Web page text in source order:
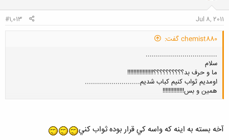
Jul 8, 2011
#1,013
chemist880 گفت:
...................................
سلام
ما و حرف بد؟؟؟؟؟؟؟؟؟؟!!!!!!!!!!!!!!!!!
اومدیم ثواب کنیم کباب شدیم...........................
همین و بس!!!!!!!!!!!!!!
آخه بسته به اينه كه واسه كي قرار بوده ثواب كني